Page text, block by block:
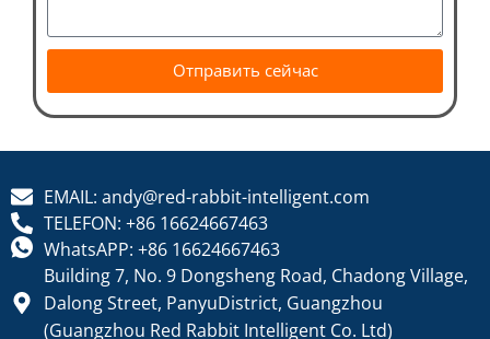
Отправить сейчас
EMAIL: andy@red-rabbit-intelligent.com
TELEFON: +86 16624667463
WhatsAPP: +86 16624667463
Building 7, No. 9 Dongsheng Road, Chadong Village,
Dalong Street, PanyuDistrict, Guangzhou
(Guangzhou Red Rabbit Intelligent Co. Ltd)